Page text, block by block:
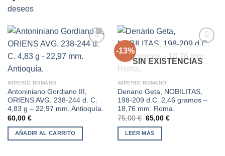
deseos
deseos
IMPERIO ROMANO
Antoniniano Gordiano III,
ORIENS AVG. 238-244 d. C.
4,83 g – 22,97 mm. Antioquía.
60,00 €
AÑADIR AL CARRITO
-13%
deseos
SIN EXISTENCIAS
IMPERIO ROMANO
Denario Geta, NOBILITAS,
198-209 d.C. 2,46 gramos –
18,76 mm. Roma.
75,00€ El
precio
original
era:
65,00 €El
LEER MÁS